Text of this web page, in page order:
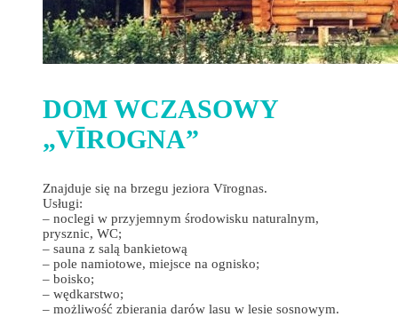
DOM WCZASOWY
„VĪROGNA”
Znajduje się na brzegu jeziora Vīrognas.
Usługi:
– noclegi w przyjemnym środowisku naturalnym,
prysznic, WC;
– sauna z salą bankietową
– pole namiotowe, miejsce na ognisko;
– boisko;
– wędkarstwo;
– możliwość zbierania darów lasu w lesie sosnowym.